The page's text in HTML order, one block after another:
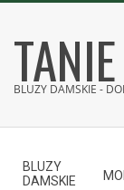
content
BLUZY DAMSKIE -
Navigation
Menu
BLUZY
DAMSKIE